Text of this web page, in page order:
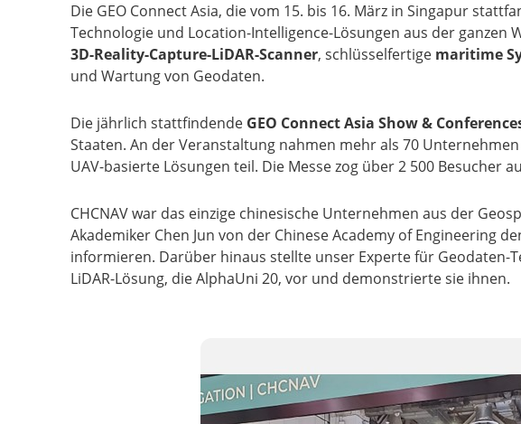
Die GEO Connect Asia, die vom 15. bis 16. März in Singapur
Technologie und Location-Intelligence-Lösungen aus der
3D-Reality-Capture-LiDAR-Scanner, schlüsselfertige maritime
und Wartung von Geodaten.
Die jährlich stattfindende GEO Connect Asia Show &
Staaten. An der Veranstaltung nahmen mehr als 70
UAV-basierte Lösungen teil. Die Messe zog über 2 500 Besucher
CHCNAV war das einzige chinesische Unternehmen aus der
Akademiker Chen Jun von der Chinese Academy of Engineering
informieren. Darüber hinaus stellte unser Experte für Geodaten-
LiDAR-Lösung, die AlphaUni 20, vor und demonstrierte sie ihnen.